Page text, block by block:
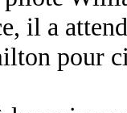
il a
pour